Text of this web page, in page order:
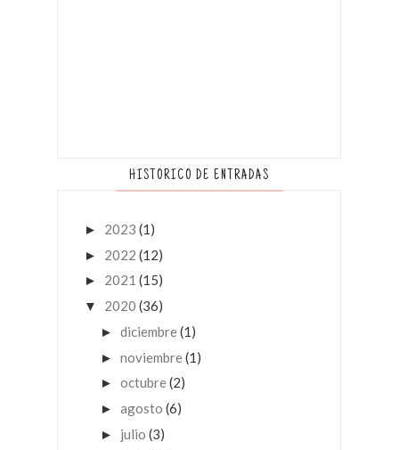
HISTORICO DE ENTRADAS
► 2023 (1)
► 2022 (12)
► 2021 (15)
▼ 2020 (36)
► diciembre(1)
► noviembre(1)
► octubre(2)
► agosto (6)
► julio (3)